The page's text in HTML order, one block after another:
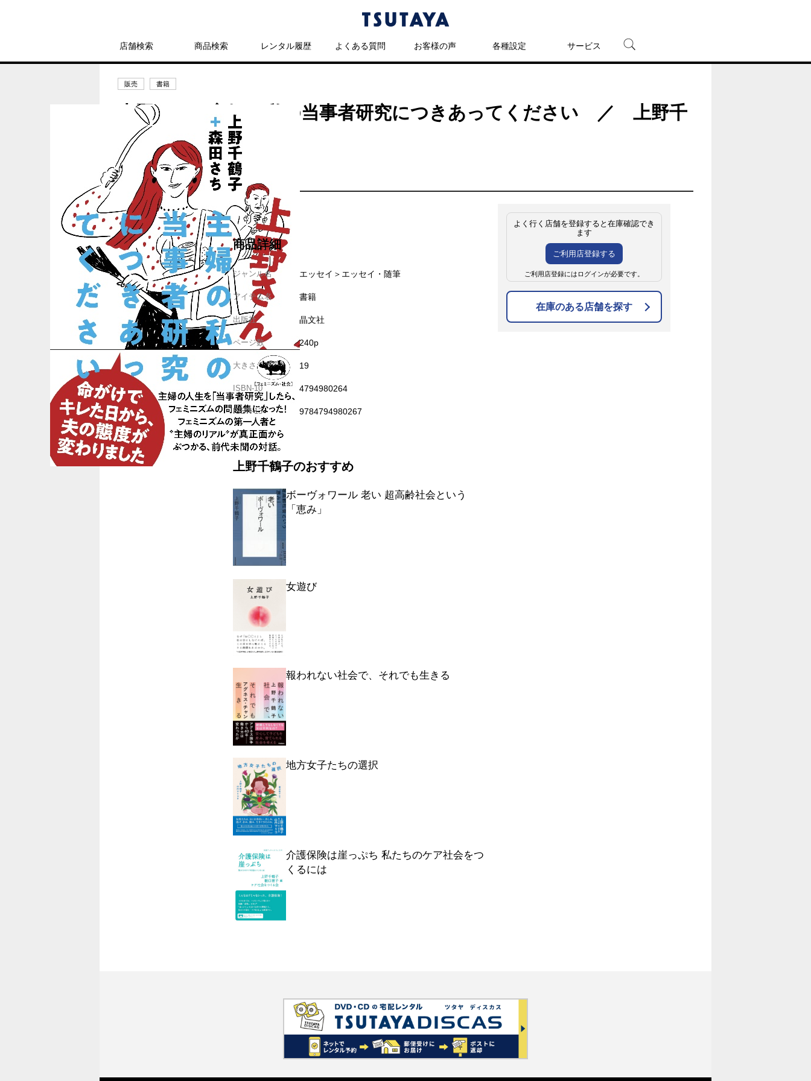
店舗検索 商品検索 レンタル履歴 よくある質問 お客様の声 各種設定 サービス
TSUTAYAプレミアムNEXT
販売 書籍
上野さん、主婦の私の当事者研究につきあってください ／ 上野千
鶴子
1,870円
発売日：2025年11月12日
商品詳細
ジャンル名 エッセイ＞エッセイ・随筆
アイテム名 書籍
出版社 晶文社
ページ数 240p
大きさ 19
ISBN-10 4794980264
ISBN-13 9784794980267
上野千鶴子のおすすめ
ボーヴォワール 老い 超高齢社会という
「恵み」
女遊び
報われない社会で、それでも生きる
地方女子たちの選択
介護保険は崖っぷち 私たちのケア社会をつ
くるには
よく行く店舗を登録すると在庫確認でき
ます
ご利用店登録する
ご利用店登録にはログインが必要です。
在庫のある店舗を探す